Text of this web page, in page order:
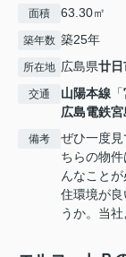
面積 63.30㎡
築年数 築25年
所在地 広島県廿日
交通 山陽本線 「
広島電鉄
備考
ぜひ一度
ちらの物
んなこと
住環境が
うか。当